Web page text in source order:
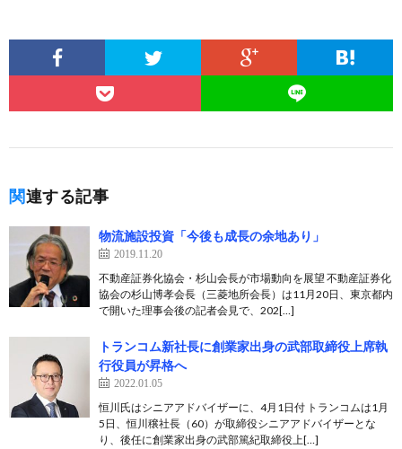
関連する記事
物流施設投資「今後も成長の余地あり」
2019.11.20
不動産証券化協会・杉山会長が市場動向を展望 不動産証券化
協会の杉山博孝会長（三菱地所会長）は11月20日、東京都内
で開いた理事会後の記者会見で、202[…]
トランコム新社長に創業家出身の武部取締役上席執
行役員が昇格へ
2022.01.05
恒川氏はシニアアドバイザーに、4月1日付 トランコムは1月
5日、恒川穣社長（60）が取締役シニアアドバイザーとな
り、後任に創業家出身の武部篤紀取締役上[…]